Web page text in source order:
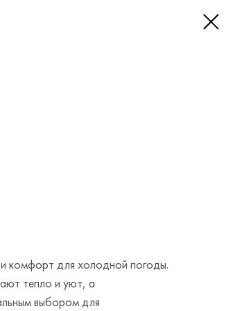
комфорт для холодной погоды.
тепло и уют, а
выбором для